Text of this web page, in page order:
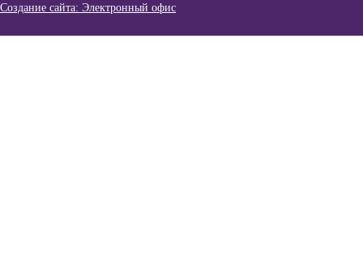
Создание сайта: Электронный офис